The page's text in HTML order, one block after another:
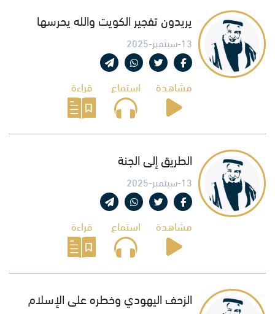
يريدون تفجير الكويت والله يحرسها
13-سبتمبر-2025
مشاهدة استماع قراءة
الطريق إلى الجنة
13-سبتمبر-2025
مشاهدة استماع قراءة
الزحف اليهودي وخطره على الإسلام